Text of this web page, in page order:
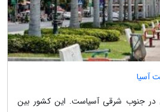
آسیا
در جنوب شرقی آسیاست. این کشور بین